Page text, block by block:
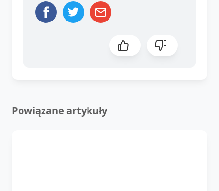
Powiązane artykuły